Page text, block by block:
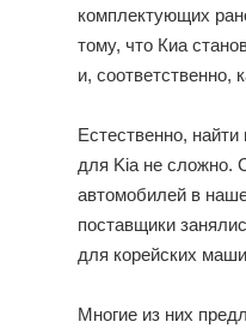
комплектующих
тому, что Киа
и, соответственно,
Естественно,
для Kia не сложно.
автомобилей в
поставщики
для корейских
Многие из них